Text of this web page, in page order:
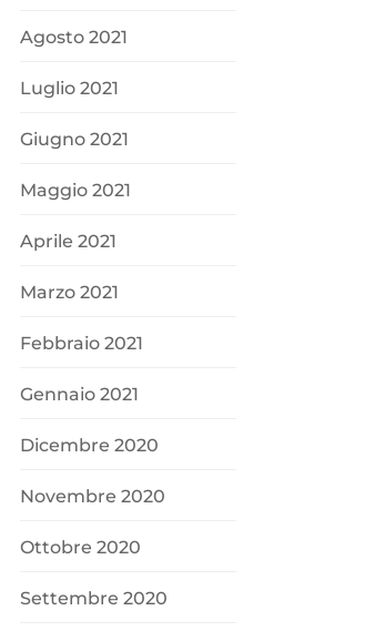
Agosto 2021
Luglio 2021
Giugno 2021
Maggio 2021
Aprile 2021
Marzo 2021
Febbraio 2021
Gennaio 2021
Dicembre 2020
Novembre 2020
Ottobre 2020
Settembre 2020